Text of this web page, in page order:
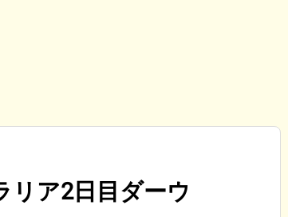
ア2日目ダーウ